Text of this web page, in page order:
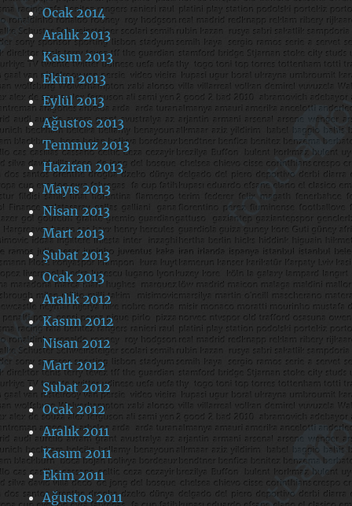
Ocak 2014
Aralık 2013
Kasım 2013
Ekim 2013
Eylül 2013
Ağustos 2013
Temmuz 2013
Haziran 2013
Mayıs 2013
Nisan 2013
Mart 2013
Şubat 2013
Ocak 2013
Aralık 2012
Kasım 2012
Nisan 2012
Mart 2012
Şubat 2012
Ocak 2012
Aralık 2011
Kasım 2011
Ekim 2011
Ağustos 2011